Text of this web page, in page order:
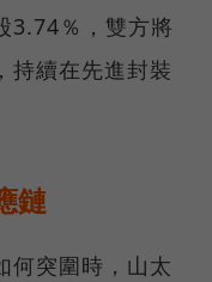
3.74％，雙方將
持續在先進封裝
鏈
何突圍時，山太